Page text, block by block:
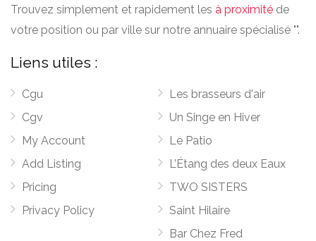
Trouvez simplement et rapidement les à proximité de
votre position ou par ville sur notre annuaire spécialisé "".
Liens utiles :
Cgu
Cgv
My Account
Add Listing
Pricing
Privacy Policy
Les brasseurs d'air
Un Singe en Hiver
Le Patio
L’Étang des deux Eaux
TWO SISTERS
Saint Hilaire
Bar Chez Fred